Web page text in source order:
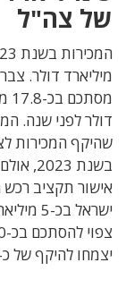
של צה"ל
דולר לפני שנה.
בשנת
אישור תקציב
ישראל
יצמחו להיקף של כ-1.7 מיליארד דולר ב-